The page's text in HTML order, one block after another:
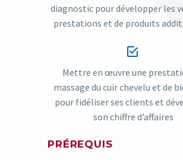
diagnostic pour développer les
prestations et de produits


Mettre en œuvre une
massage du cuir chevelu et de
pour fidéliser ses clients et
son chiffre d’affaires
PRÉREQUIS